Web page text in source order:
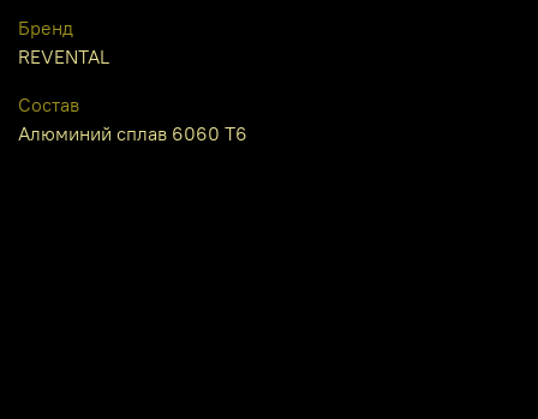
Бренд
REVENTAL
Состав
Алюминий сплав 6060 Т6